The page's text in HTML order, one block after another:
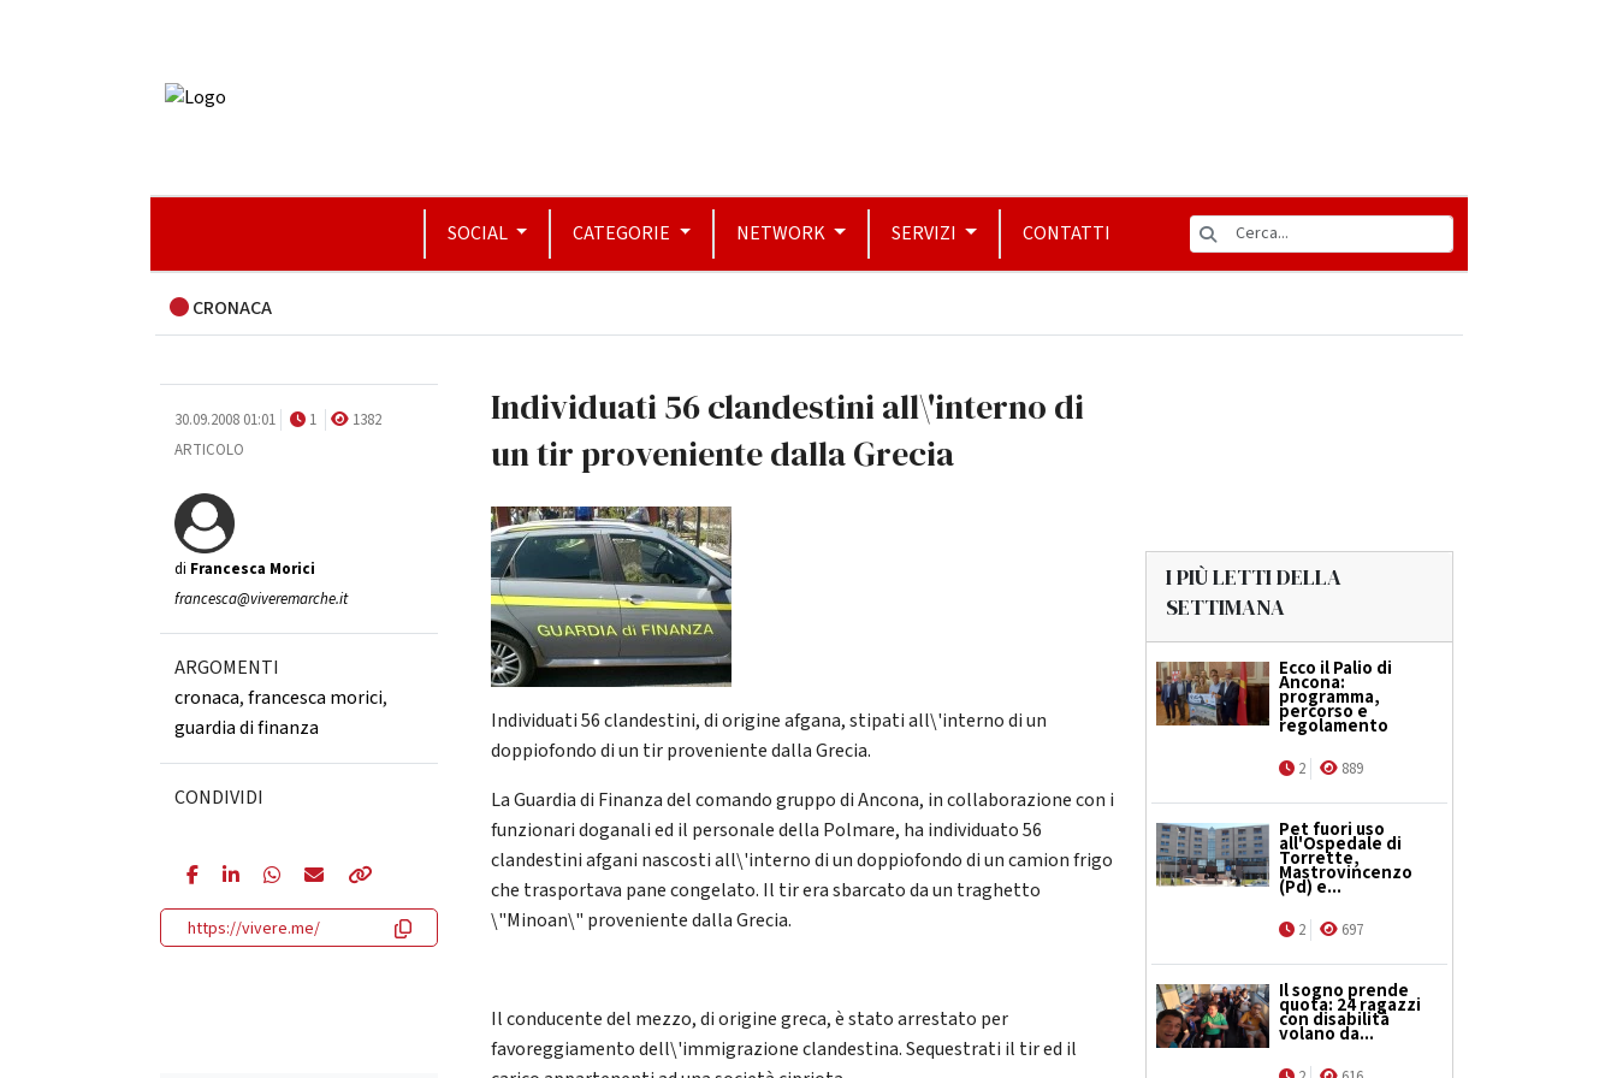
SOCIAL CATEGORIE NETWORK SERVIZI CONTATTI
CRONACA
30.09.2008 01:01 1
1382
ARTICOLO
di Francesca Morici
francesca@viveremarche.it
ARGOMENTI
cronaca,francesca morici,
guardia di finanza
CONDIVIDI
https://vivere.me/
Individuati 56 clandestini all\'interno di
un tir proveniente dalla Grecia
Individuati 56 clandestini, di origine afgana, stipati all\'interno di un
doppiofondo di un tir proveniente dalla Grecia.
La Guardia di Finanza del comando gruppo di Ancona, in collaborazione con i
funzionari doganali ed il personale della Polmare, ha individuato 56
clandestini afgani nascosti all\'interno di un doppiofondo di un camion frigo
che trasportava pane congelato. Il tir era sbarcato da un traghetto
\"Minoan\" proveniente dalla Grecia.
Il conducente del mezzo, di origine greca, è stato arrestato per
favoreggiamento dell\'immigrazione clandestina. Sequestrati il tir ed il
I PIÙ LETTI DELLA
SETTIMANA
Ecco il Palio di
Ancona:
programma,
percorso e
regolamento
2 889
Pet fuori uso
all'Ospedale di
Torrette,
Mastrovincenzo
(Pd) e...
2 697
Il sogno prende
quota: 24 ragazzi
con disabilità
volano da...